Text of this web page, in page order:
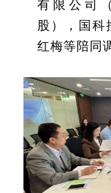
有限公司
股），国科
红梅等陪同